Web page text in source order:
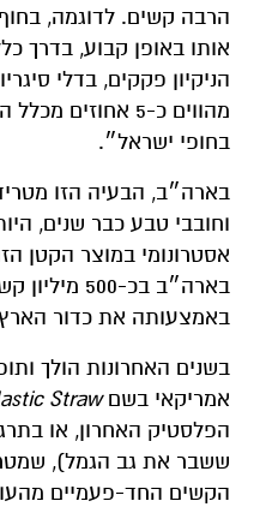
הרבה קשים. לדוגמה,
אותו באופן קבוע, בדרך
הניקיון פקקים, בדלי
מהווים כ-5
בחופי ישראל״.
בארה״ב, הבעיה הזו
וחובבי טבע כבר שנים,
אסטרונומי במוצר הקטן
בארה״ב בכ-
באמצעותה את כדור הארץ
בשנים האחרונות הולך
אמריקאי בשםStraw
הפלסטיק האחרון, או
ששבר את גב הגמל),
הקשים החד-פעמיים